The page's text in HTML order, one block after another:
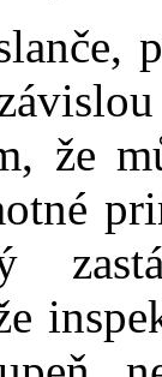
že